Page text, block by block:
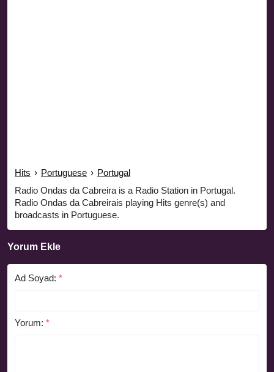
Hits › Portuguese › Portugal
Radio Ondas da Cabreira is a Radio Station in Portugal.
Radio Ondas da Cabreirais playing Hits genre(s) and
broadcasts in Portuguese.
Yorum Ekle
Ad Soyad: *
Yorum: *